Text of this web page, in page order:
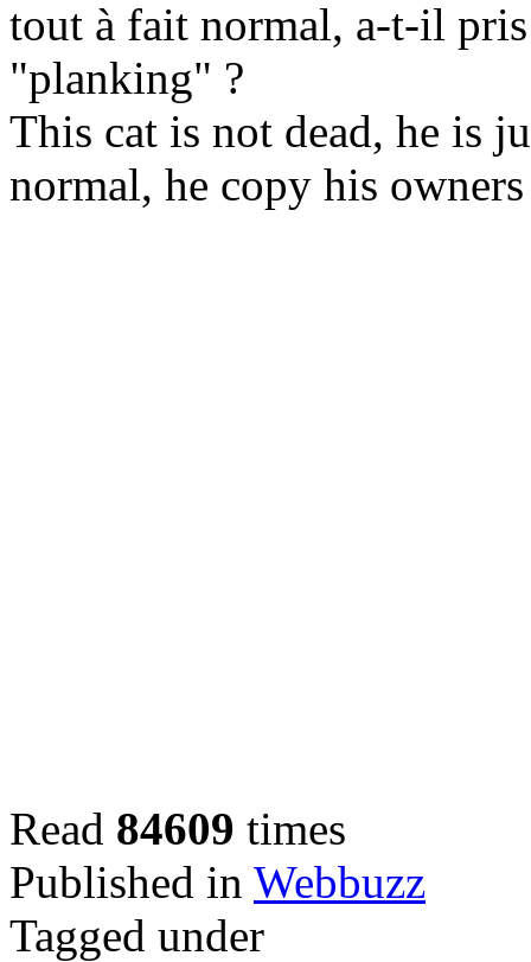
tout à fait normal, a-t-il pris
"planking" ?
This cat is not dead, he is
normal, he copy his
Read 84609 times
Published in Webbuzz
Tagged under